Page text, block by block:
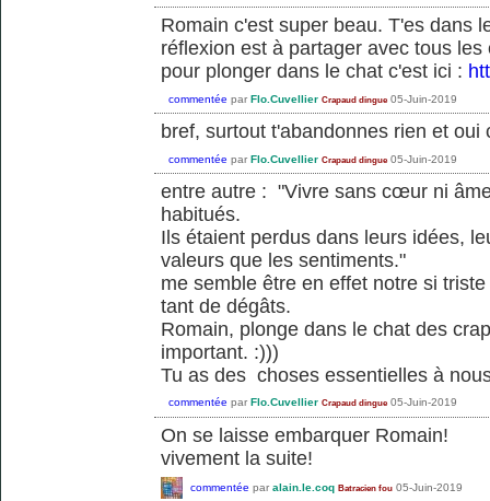
Romain c'est super beau. T'es dans
réflexion est à partager avec tous
pour plonger dans le chat c'est ici :
commentée par Flo.Cuvellier Crapaud dingue 05-Juin-2019
bref, surtout t'abandonnes rien et oui
commentée par Flo.Cuvellier Crapaud dingue 05-Juin-2019
entre autre : "Vivre sans cœur ni
habitués.
Ils étaient perdus dans leurs idées,
valeurs que les sentiments."
me semble être en effet notre si
tant de dégâts.
Romain, plonge dans le chat des
important. :)))
Tu as des choses essentielles à
commentée par Flo.Cuvellier Crapaud dingue 05-Juin-2019
On se laisse embarquer Romain!
vivement la suite!
commentée par alain.le.coq Batracien fou 05-Juin-2019